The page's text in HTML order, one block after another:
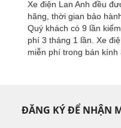
Xe điện Lan Anh đều
hãng, thời gian bảo
Quý khách có 9 lần
phí 3 tháng 1 lần. Xe
miễn phí trong bán kính
ĐĂNG KÝ ĐỂ NHẬN